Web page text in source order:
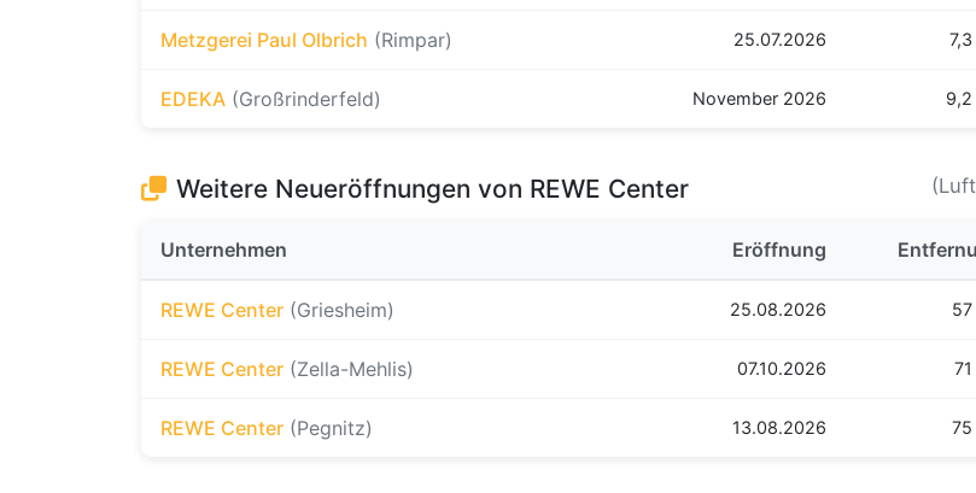
Metzgerei Paul Olbrich (Rimpar) 25.07.2026
EDEKA (Großrinderfeld) November 2026 9,2
Weitere Neueröffnungen von REWE Center
Unternehmen Eröffnung
REWE Center (Griesheim) 25.08.2026
REWE Center (Zella-Mehlis) 07.10.2026
REWE Center (Pegnitz) 13.08.2026 75